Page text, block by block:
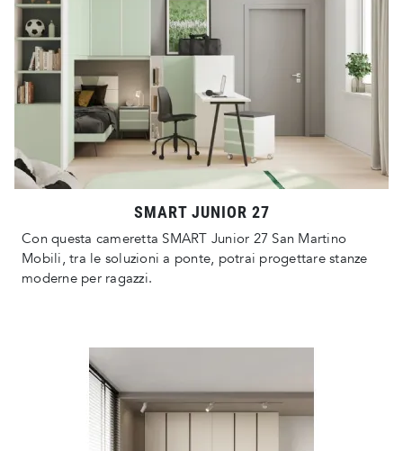
SMART JUNIOR 27
Con questa cameretta SMART Junior 27 San Martino
Mobili, tra le soluzioni a ponte, potrai progettare stanze
moderne per ragazzi.